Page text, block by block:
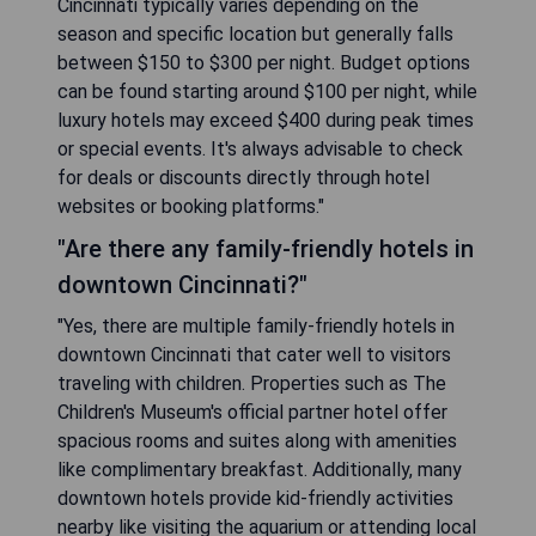
Cincinnati typically varies depending on the
season and specific location but generally falls
between $150 to $300 per night. Budget options
can be found starting around $100 per night, while
luxury hotels may exceed $400 during peak times
or special events. It's always advisable to check
for deals or discounts directly through hotel
websites or booking platforms."
"Are there any family-friendly hotels in
downtown Cincinnati?"
"Yes, there are multiple family-friendly hotels in
downtown Cincinnati that cater well to visitors
traveling with children. Properties such as The
Children's Museum's official partner hotel offer
spacious rooms and suites along with amenities
like complimentary breakfast. Additionally, many
downtown hotels provide kid-friendly activities
nearby like visiting the aquarium or attending local